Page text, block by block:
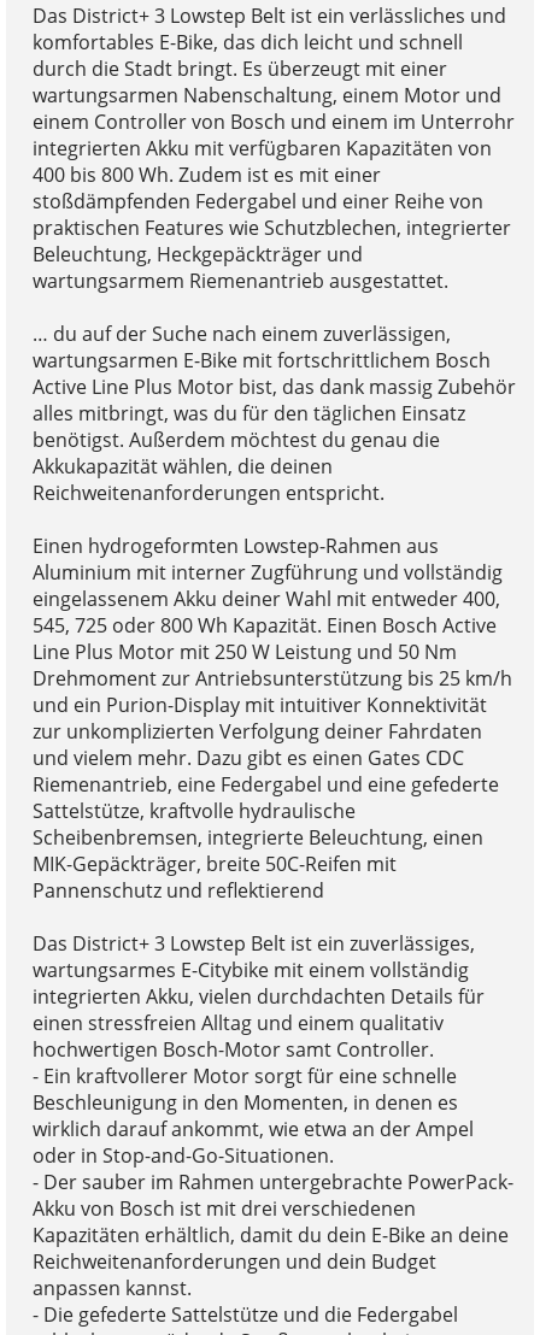
Das District+ 3 Lowstep Belt ist ein verlässliches und
komfortables E-Bike, das dich leicht und schnell
durch die Stadt bringt. Es überzeugt mit einer
wartungsarmen Nabenschaltung, einem Motor und
einem Controller von Bosch und einem im Unterrohr
integrierten Akku mit verfügbaren Kapazitäten von
400 bis 800 Wh. Zudem ist es mit einer
stoßdämpfenden Federgabel und einer Reihe von
praktischen Features wie Schutzblechen, integrierter
Beleuchtung, Heckgepäckträger und
wartungsarmem Riemenantrieb ausgestattet.
… du auf der Suche nach einem zuverlässigen,
wartungsarmen E-Bike mit fortschrittlichem Bosch
Active Line Plus Motor bist, das dank massig Zubehör
alles mitbringt, was du für den täglichen Einsatz
benötigst. Außerdem möchtest du genau die
Akkukapazität wählen, die deinen
Reichweitenanforderungen entspricht.
Einen hydrogeformten Lowstep-Rahmen aus
Aluminium mit interner Zugführung und vollständig
eingelassenem Akku deiner Wahl mit entweder 400,
545, 725 oder 800 Wh Kapazität. Einen Bosch Active
Line Plus Motor mit 250 W Leistung und 50 Nm
Drehmoment zur Antriebsunterstützung bis 25 km/h
und ein Purion-Display mit intuitiver Konnektivität
zur unkomplizierten Verfolgung deiner Fahrdaten
und vielem mehr. Dazu gibt es einen Gates CDC
Riemenantrieb, eine Federgabel und eine gefederte
Sattelstütze, kraftvolle hydraulische
Scheibenbremsen, integrierte Beleuchtung, einen
MIK-Gepäckträger, breite 50C-Reifen mit
Pannenschutz und reflektierend
Das District+ 3 Lowstep Belt ist ein zuverlässiges,
wartungsarmes E-Citybike mit einem vollständig
integrierten Akku, vielen durchdachten Details für
einen stressfreien Alltag und einem qualitativ
hochwertigen Bosch-Motor samt Controller.
- Ein kraftvollerer Motor sorgt für eine schnelle
Beschleunigung in den Momenten, in denen es
wirklich darauf ankommt, wie etwa an der Ampel
oder in Stop-and-Go-Situationen.
- Der sauber im Rahmen untergebrachte PowerPack-
Akku von Bosch ist mit drei verschiedenen
Kapazitäten erhältlich, damit du dein E-Bike an deine
Reichweitenanforderungen und dein Budget
anpassen kannst.
- Die gefederte Sattelstütze und die Federgabel